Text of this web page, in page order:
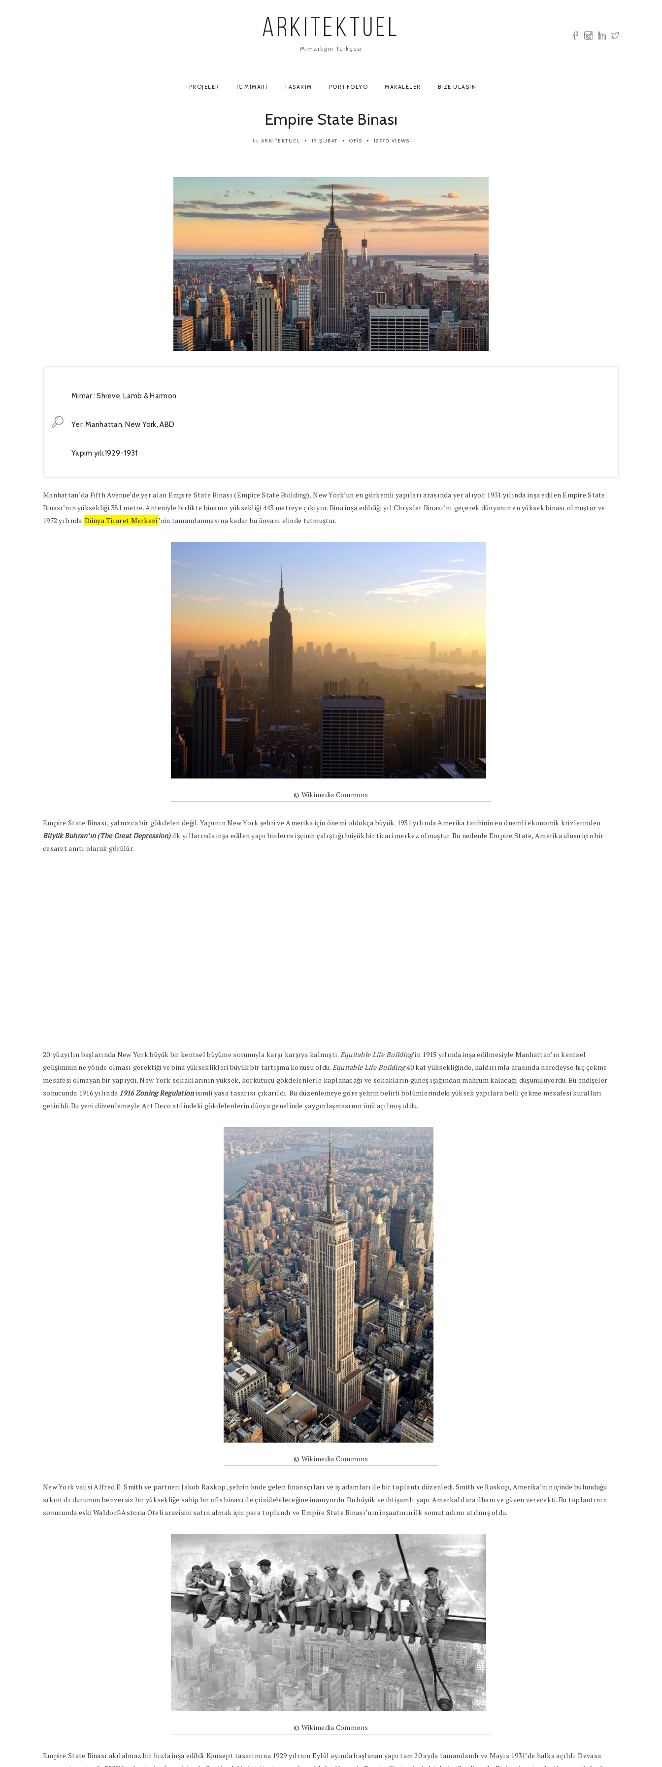
ARKITEKTUEL
Mimarlığın Türkçesi
PROJELER İÇ MIMARI TASARIM PORTFOLYO MAKALELER BIZE ULAŞIN
Empire State Binası
by ARKITEKTUEL 19 ŞUBAT OFIS 12770 VIEWS
Mimar : Shreve, Lamb & Harmon
Yer: Manhattan, New York, ABD
Yapım yılı:1929-1931
Manhattan’da Fifth Avenue’de yer alan Empire State Binası (Empire State Building), New York’un en görkemli yapıları arasında yer alıyor. 1931 yılında inşa edilen Empire State
Binası’nın yüksekliği 381 metre. Anteniyle birlikte binanın yüksekliği 443 metreye çıkıyor. Bina inşa edildiği yıl Chrysler Binası’nı geçerek dünyanın en yüksek binası olmuştur ve
1972 yılında Dünya Ticaret Merkezi ’nin tamamlanmasına kadar bu ünvanı elinde tutmuştur.
© Wikimedia Commons
Empire State Binası, yalnızca bir gökdelen değil. Yapının New York şehri ve Amerika için önemi oldukça büyük. 1931 yılında Amerika tarihinin en önemli ekonomik krizlerinden
Büyük Buhran’ın (The Great Depression)ilk yıllarında inşa edilen yapı binlerce işçinin çalıştığı büyük bir ticari merkez olmuştur. Bu nedenle Empire State, Amerika ulusu için bir
cesaret anıtı olarak görülür.
20. yüzyılın başlarında New York büyük bir kentsel büyüme sorunuyla karşı karşıya kalmıştı. Equitable Life Building’in 1915 yılında inşa edilmesiyle Manhattan’ın kentsel
gelişiminin ne yönde olması gerektiği ve bina yükseklikleri büyük bir tartışma konusu oldu. Equitable Life Building40 kat yüksekliğinde, kaldırımla arasında neredeyse hiç çekme
mesafesi olmayan bir yapıydı. New York sokaklarının yüksek, korkutucu gökdelenlerle kaplanacağı ve sokakların güneş ışığından mahrum kalacağı düşünülüyordu. Bu endişeler
sonucunda 1916 yılında 1916 Zoning Regulationisimli yasa tasarısı çıkarıldı. Bu düzenlemeye göre şehrin belirli bölümlerindeki yüksek yapılara belli çekme mesafesi kuralları
getirildi. Bu yeni düzenlemeyle Art Deco stilindeki gökdelenlerin dünya genelinde yaygınlaşmasının önü açılmış oldu.
© Wikimedia Commons
New York valisi Alfred E. Smith ve partneri Jakob Raskop, şehrin önde gelen finansçıları ve iş adamları ile bir toplantı düzenledi. Smith ve Raskop, Amerika’nın içinde bulunduğu
sıkıntılı durumun benzersiz bir yüksekliğe sahip bir ofis binası ile çözülebileceğine inanıyordu. Bu büyük ve ihtişamlı yapı Amerkalılara ilham ve güven verecekti. Bu toplantının
sonucunda eski Waldorf-Astoria Oteli arazisini satın almak için para toplandı ve Empire State Binası’nın inşaatının ilk somut adımı atılmış oldu.
© Wikimedia Commons
Empire State Binası akılalmaz bir hızla inşa edildi. Konsept tasarımına 1929 yılının Eylül ayında başlanan yapı tam 20 ayda tamamlandı ve Mayıs 1931’de halka açıldı. Devasa